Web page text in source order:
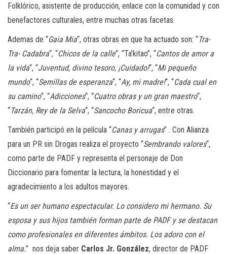
Folklórico, asistente de producción, enlace con la comunidad y con
benefactores culturales, entre muchas otras facetas.
Ademas de “Gaia Mia“, otras obras en que ha actuado son: “Tra-
Tra- Cadabra“, “Chicos de la calle“, “Ta’kitao”, “Cantos de amor a
la vida“, “Juventud, divino tesoro, ¡Cuidado!“, “Mi pequeño
mundo“, “Semillas de esperanza“, “Ay, mi madre!“, “Cada cual en
su camino“, “Adicciones“, “Cuatro obras y un gran maestro“,
“Tarzán, Rey de la Selva“, “Sancocho Boricua“, entre otras.
También participó en la película “Canas y arrugas” . Con Alianza
para un PR sin Drogas realiza el proyecto “Sembrando valores“,
como parte de PADF y representa el personaje de Don
Diccionario para fomentar la lectura, la honestidad y el
agradecimiento a los adultos mayores.
“Es un ser humano espectacular. Lo considero mi hermano. Su
esposa y sus hijos también forman parte de PADF y se destacan
como profesionales en diferentes ámbitos. Los adoro con el
alma.” nos deja saber Carlos Jr. González, director de PADF